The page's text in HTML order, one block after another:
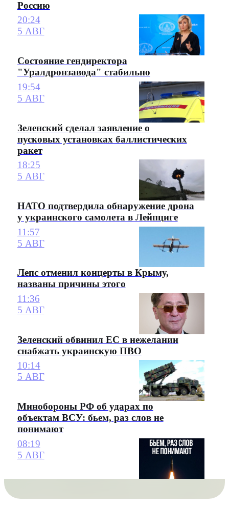
Россию
20:24
5 АВГ
Состояние гендиректора
"Уралдронзавода" стабильно
19:54
5 АВГ
Зеленский сделал заявление о
пусковых установках баллистических
ракет
18:25
5 АВГ
НАТО подтвердила обнаружение дрона
у украинского самолета в Лейпциге
11:57
5 АВГ
Лепс отменил концерты в Крыму,
названы причины этого
11:36
5 АВГ
Зеленский обвинил ЕС в нежелании
снабжать украинскую ПВО
10:14
5 АВГ
Минобороны РФ об ударах по
объектам ВСУ: бьем, раз слов не
понимают
08:19
5 АВГ